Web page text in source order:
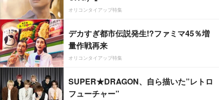
オリコンタイアップ特集
デカすぎ都市伝説発生!?ファミマ45％増
量作戦再来
オリコンタイアップ特集
SUPER★DRAGON、自ら描いた”レトロ
フューチャー”